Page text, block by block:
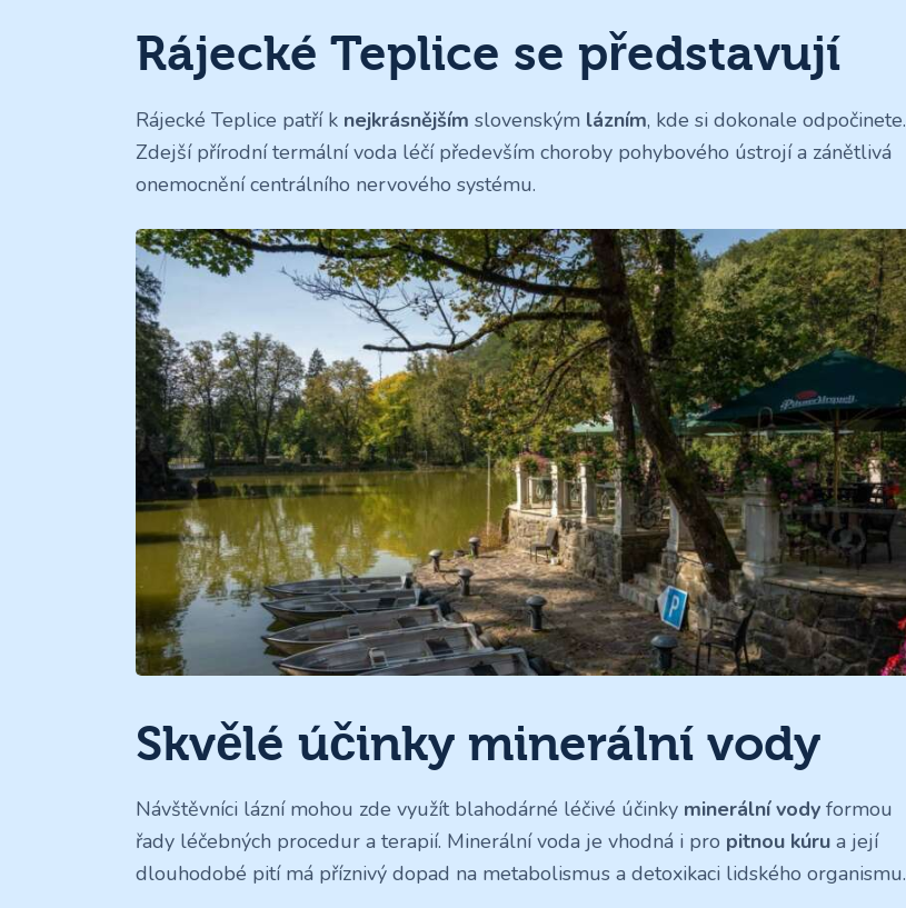
Rájecké Teplice se představují
Rájecké Teplice patří k nejkrásnějším slovenským lázním, kde si dokonale odpočinete.
Zdejší přírodní termální voda léčí především choroby pohybového ústrojí a zánětlivá
onemocnění centrálního nervového systému.
Skvělé účinky minerální vody
Návštěvníci lázní mohou zde využít blahodárné léčivé účinky minerální vody formou
řady léčebných procedur a terapií. Minerální voda je vhodná i pro pitnou kúru a její
dlouhodobé pití má příznivý dopad na metabolismus a detoxikaci lidského organismu.